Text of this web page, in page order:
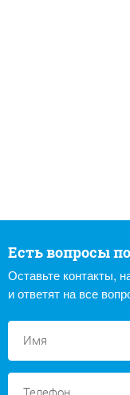
Есть вопросы
Оставьте контакты,
и ответят на все